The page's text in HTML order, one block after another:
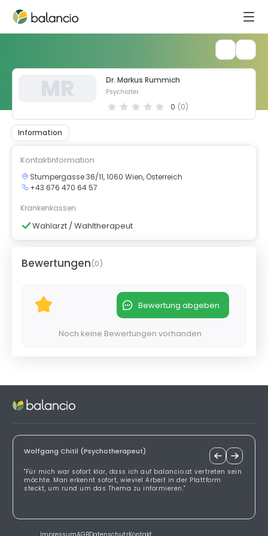
Dr. Markus Rummich
Psychiater
0 (0)
Information
Kontaktinformation
Stumpergasse 36/11, 1060 Wien, Österreich
+43 676 470 64 57
Krankenkassen
Wahlarzt / Wahltherapeut
Bewertungen(0)
Bewertung abgeben
Noch keine Bewertungen vorhanden
Wolfgang Chitil (Psychotherapeut)
"Für mich war sofort klar, dass ich auf balancio.at vertreten sein
möchte. Man erkennt sofort, wieviel Arbeit in der Plattform
steckt, um rund um das Thema zu informieren."